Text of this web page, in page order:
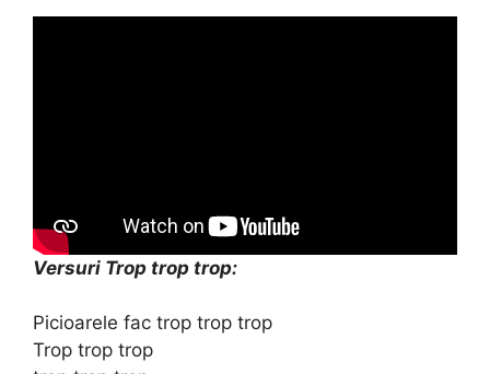
Versuri Trop trop trop:
Picioarele fac trop trop trop
Trop trop trop